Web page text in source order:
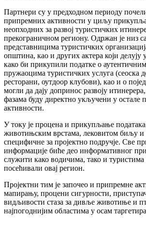
Партнери су у предходном периоду
припремних активности у циљу
неопходних за развој туристичких
прекограничном региону. Одржан је низ
представницима туристичких
општина, као и других актера који делују
како би прикупили податке о
пружаоцима туристичких услуга (сеоска
ресторани, оутдоор клубови), као и о
могли да дају допринос развоју
фазама буду директно укључени у остале
активности.
У току је процена и прикупљање
животињским врстама, лековитом биљу и
специфичне за пројектно подручје. Све
информације биће део информативног
служити како водичима, тако и туристима
посећивали овај регион.
Пројектни тим је започео и припремне
мапирању, процени сигурности,
видљивости стаза за дивље животиње и
најпогоднијим областима у осам